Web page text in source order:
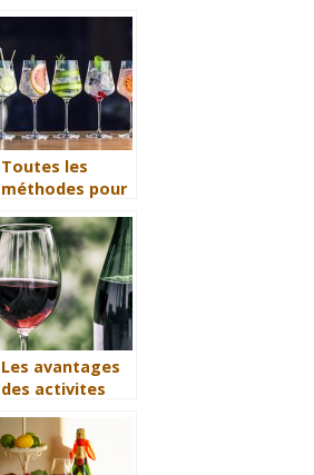
Toutes les
méthodes pour
cocktail
Les avantages
des activites